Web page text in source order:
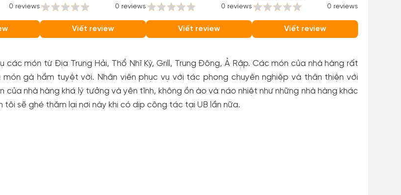
0 reviews 0 reviews
Viết review
0 reviews
Viết review
0 reviews
Viết review
các món từ Địa Trung Hải, Thổ Nhĩ Kỳ, Grill, Trung Đông, Ả Rập. Các món của nhà hàng rất
gà hầm tuyệt vời. Nhân viên phục vụ với tác phong chuyên nghiệp và thân thiện với
của nhà hàng khá lý tưởng và yên tĩnh, không ồn ào và náo nhiệt như những nhà hàng khác
tôi sẽ ghé thăm lại nơi này khi có dịp công tác tại UB lần nữa.